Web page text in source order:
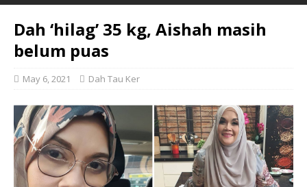
Dah ‘hilag’ 35 kg, Aishah masih
belum puas
May 6, 2021 Dah Tau Ker